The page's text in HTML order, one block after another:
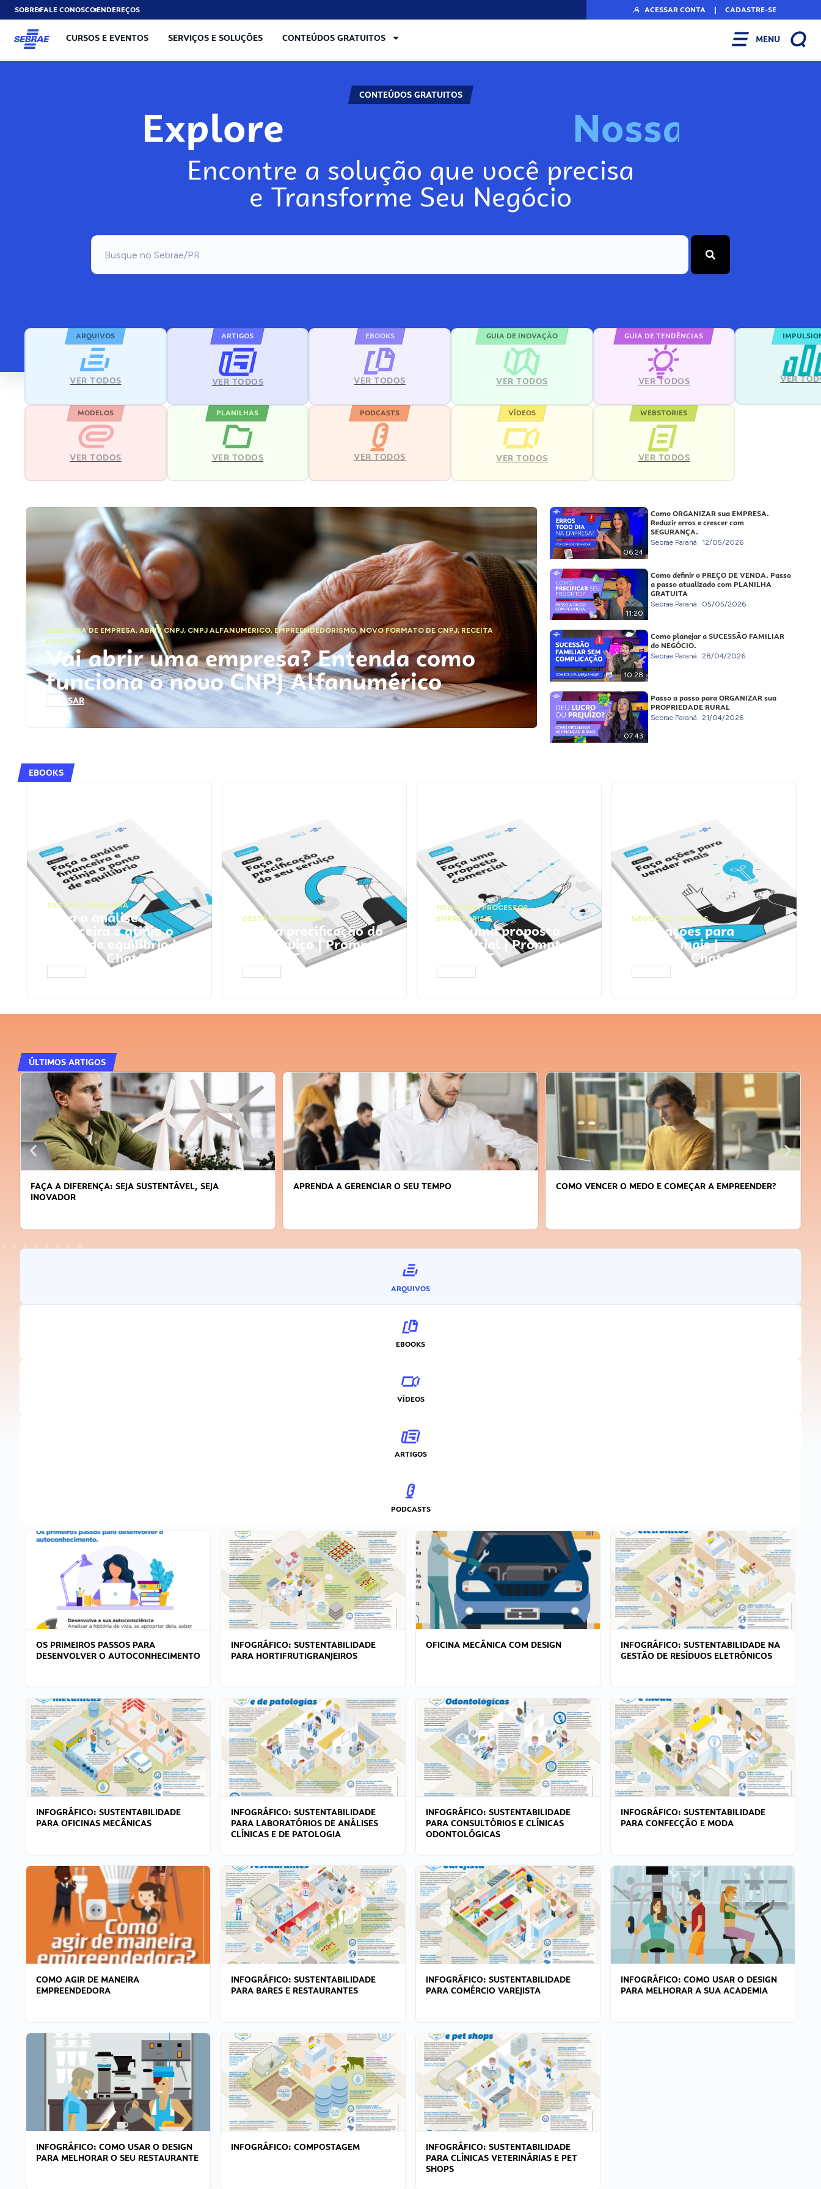
SOBREFALE CONOSCOENDEREÇOS ACESSAR CONTA | CADASTRE-SE
CURSOS E EVENTOS SERVIÇOS E SOLUÇÕES CONTEÚDOS GRATUITOS MENU
CONTEÚDOS GRATUITOS
Explore Nossa
Encontre a solução que você precisa
e Transforme Seu Negócio
ARQUIVOS
VER TODOS
ARTIGOS
VER TODOS
EBOOKS
VER TODOS
GUIA DE INOVAÇÃO
VER TODOS
GUIA DE TENDÊNCIAS
VER TODOS VER
MODELOS
VER TODOS
PLANILHAS
VER TODOS
PODCASTS
VER TODOS
VÍDEOS
VER TODOS
WEBSTORIES
VER TODOS
ABERTURA DE EMPRESA,ABRIR CNPJ, CNPJ ALFANUMÉRICO, EMPREENDEDORISMO,NOVO FORMATO DE CNPJ,RECEITA
FEDERAL
Vai abrir uma empresa? Entenda como
funciona o novo CNPJ Alfanumérico
ACESSAR
06:24
Como ORGANIZAR sua EMPRESA.
Reduzir erros e crescer com
SEGURANÇA.
Sebrae Paraná 12/05/2026
11:20
Como definir o PREÇO DE VENDA. Passo
a passo atualizado com PLANILHA
GRATUITA
Sebrae Paraná 05/05/2026
10:28
Como planejar a SUCESSÃO FAMILIAR
do NEGÓCIO.
Sebrae Paraná 28/04/2026
07:43
Passo a passo para ORGANIZAR sua
PROPRIEDADE RURAL
Sebrae Paraná 21/04/2026
EBOOKS
GESTÃO FINANCEIRA
Faça a análise
financeira e atinja o
ponto de equilíbrio |
Prompts ChatGPT
GESTÃO FINANCEIRA
Faça a precificação do
seu serviço | Prompts
ChatGPT
NEGÓCIOS,PROCESSOS
EMPRESARIAIS
Faça uma proposta
comercial | Prompts
ChatGPT
NEGÓCIOS, VENDAS
Faça ações para
vender mais |
Prompts ChatGPT
ÚLTIMOS ARTIGOS
FAÇA A DIFERENÇA: SEJA SUSTENTÁVEL, SEJA
INOVADOR
APRENDA A GERENCIAR O SEU TEMPO COMO VENCER O MEDO E COMEÇAR A EMPREENDER?
ARQUIVOS
EBOOKS
VÍDEOS
ARTIGOS
PODCASTS
OS PRIMEIROS PASSOS PARA
DESENVOLVER O AUTOCONHECIMENTO
INFOGRÁFICO: SUSTENTABILIDADE
PARA HORTIFRUTIGRANJEIROS
OFICINA MECÂNICA COM DESIGN
INFOGRÁFICO: SUSTENTABILIDADE NA
GESTÃO DE RESÍDUOS ELETRÔNICOS
INFOGRÁFICO: SUSTENTABILIDADE
PARA OFICINAS MECÂNICAS
INFOGRÁFICO: SUSTENTABILIDADE
PARA LABORATÓRIOS DE ANÁLISES
CLÍNICAS E DE PATOLOGIA
INFOGRÁFICO: SUSTENTABILIDADE
PARA CONSULTÓRIOS E CLÍNICAS
ODONTOLÓGICAS
INFOGRÁFICO: SUSTENTABILIDADE
PARA CONFECÇÃO E MODA
COMO AGIR DE MANEIRA
EMPREENDEDORA
INFOGRÁFICO: SUSTENTABILIDADE
PARA BARES E RESTAURANTES
INFOGRÁFICO: SUSTENTABILIDADE
PARA COMÉRCIO VAREJISTA
INFOGRÁFICO: COMO USAR O DESIGN
PARA MELHORAR A SUA ACADEMIA
INFOGRÁFICO: COMO USAR O DESIGN
PARA MELHORAR O SEU RESTAURANTE
INFOGRÁFICO: COMPOSTAGEM
INFOGRÁFICO: SUSTENTABILIDADE
PARA CLÍNICAS VETERINÁRIAS E PET
SHOPS